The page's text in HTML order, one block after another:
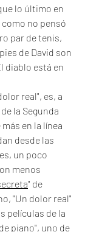
lo último en
como no pensó
par de tenis,
de David son
diablo está en
real", es, a
la Segunda
en la línea
desde las
un poco
menos
" de
"Un dolor real"
películas de la
piano", uno de